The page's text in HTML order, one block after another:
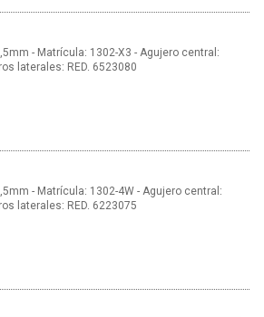
- Matrícula: 1302-X3 - Agujero central:
laterales: RED. 6523080
- Matrícula: 1302-4W - Agujero central:
laterales: RED. 6223075